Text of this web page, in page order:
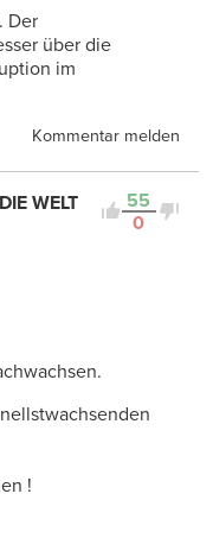
Der
über die
im
Kommentar melden
55
0
WELT
!